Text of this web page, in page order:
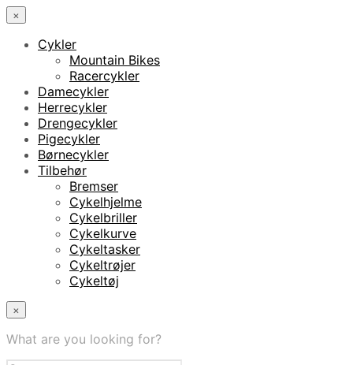
×
Cykler
Mountain Bikes
Racercykler
Damecykler
Herrecykler
Drengecykler
Pigecykler
Børnecykler
Tilbehør
Bremser
Cykelhjelme
Cykelbriller
Cykelkurve
Cykeltasker
Cykeltrøjer
Cykeltøj
×
What are you looking for?